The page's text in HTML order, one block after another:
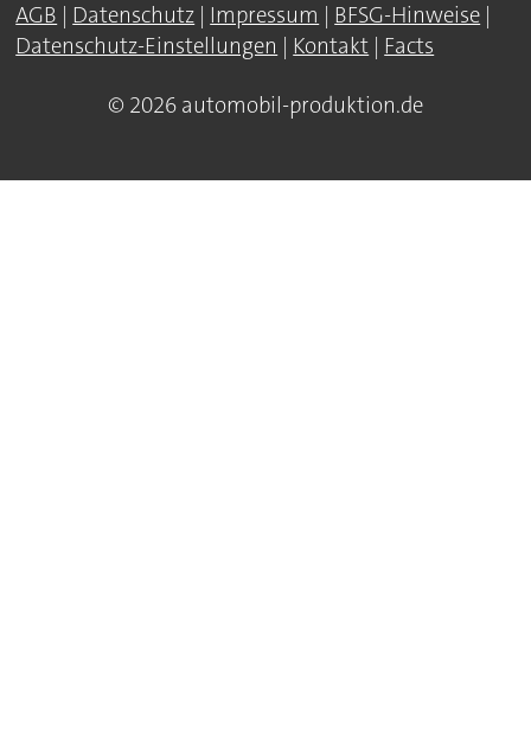
AGB | Datenschutz | Impressum | BFSG-Hinweise |
Datenschutz-Einstellungen | Kontakt | Facts
© 2026 automobil-produktion.de